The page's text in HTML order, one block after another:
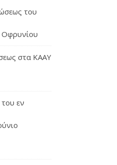
του
Οφρυνίου
στα ΚΑΑΥ
εν